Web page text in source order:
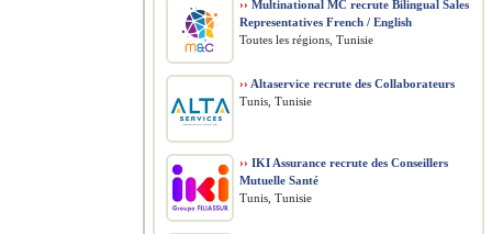
›› Multinational MC recrute Bilingual Sales
Representatives French / English
Toutes les régions, Tunisie
›› Altaservice recrute des Collaborateurs
Tunis, Tunisie
›› IKI Assurance recrute des Conseillers
Mutuelle Santé
Tunis, Tunisie